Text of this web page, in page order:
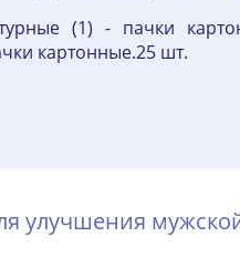
(1) - пачки
картонные.25 шт.
улучшения